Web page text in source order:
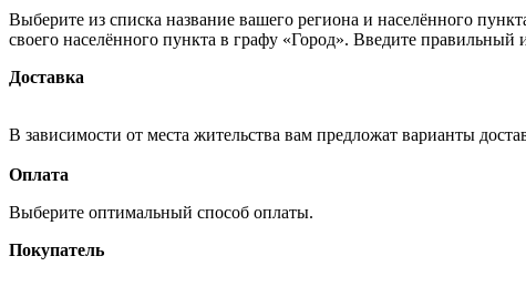
Выберите из списка название вашего региона и населённого
своего населённого пункта в графу «Город». Введите правильный
Доставка
В зависимости от места жительства вам предложат варианты
Оплата
Выберите оптимальный способ оплаты.
Покупатель